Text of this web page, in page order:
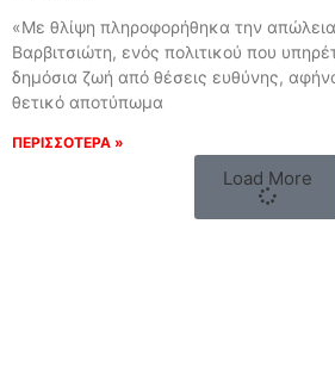
«Με θλίψη πληροφορήθηκα την απώλεια
Βαρβιτσιώτη, ενός πολιτικού που
δημόσια ζωή από θέσεις ευθύνης,
θετικό αποτύπωμα
ΠΕΡΙΣΣΟΤΕΡΑ »
Load More